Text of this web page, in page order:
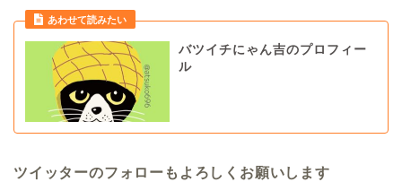
あわせて読みたい
バツイチにゃん吉のプロフィー
ル
ツイッターのフォローもよろしくお願いします